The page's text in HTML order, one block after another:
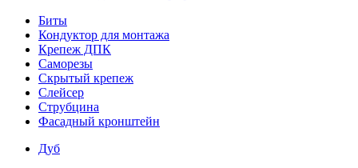
Биты
Кондуктор для монтажа
Крепеж ДПК
Саморезы
Скрытый крепеж
Слейсер
Струбцина
Фасадный кронштейн
Дуб